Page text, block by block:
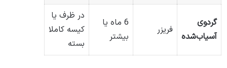
گردوی
آسیاب‌شده
فریزر
6 ماه یا
بیشتر
در ظرف یا
کیسه کاملا
بسته